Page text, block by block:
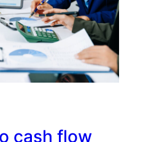
cash flow